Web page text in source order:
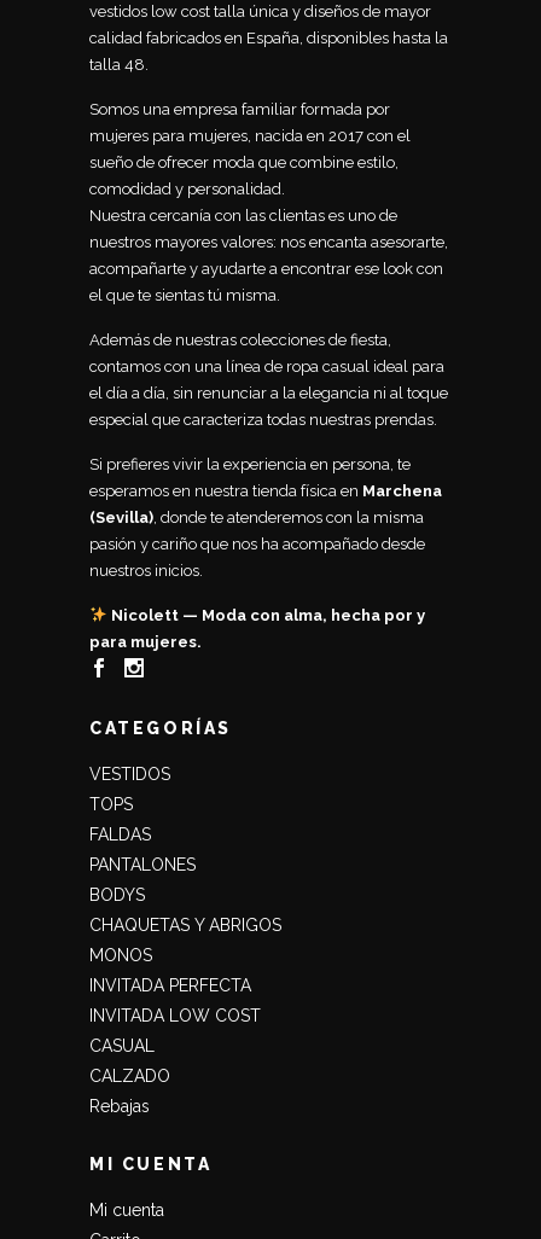
vestidos low cost talla única y diseños de mayor
calidad fabricados en España, disponibles hasta la
talla 48.
Somos una empresa familiar formada por
mujeres para mujeres, nacida en 2017 con el
sueño de ofrecer moda que combine estilo,
comodidad y personalidad.
Nuestra cercanía con las clientas es uno de
nuestros mayores valores: nos encanta asesorarte,
acompañarte y ayudarte a encontrar ese look con
el que te sientas tú misma.
Además de nuestras colecciones de fiesta,
contamos con una línea de ropa casual ideal para
el día a día, sin renunciar a la elegancia ni al toque
especial que caracteriza todas nuestras prendas.
Si prefieres vivir la experiencia en persona, te
esperamos en nuestra tienda física en Marchena
(Sevilla) , donde te atenderemos con la misma
pasión y cariño que nos ha acompañado desde
nuestros inicios.
Nicolett — Moda con alma, hecha por y
para mujeres.
CATEGORÍAS
VESTIDOS
TOPS
FALDAS
PANTALONES
BODYS
CHAQUETAS Y ABRIGOS
MONOS
INVITADA PERFECTA
INVITADA LOW COST
CASUAL
CALZADO
Rebajas
MI CUENTA
Mi cuenta